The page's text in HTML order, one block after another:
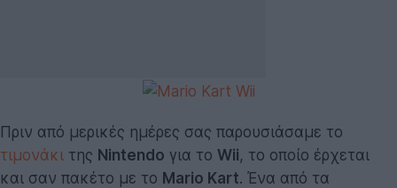
Πριν από μερικές ημέρες σας παρουσιάσαμε το
τιμονάκι της Nintendo για το Wii, το οποίο έρχεται
και σαν πακέτο με το Mario Kart. Ένα από τα